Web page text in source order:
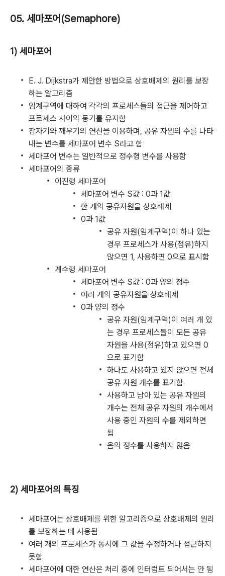
05. 세마포어(Semaphore)
1) 세마포어
E. J. Dijkstra가 제안한 방법으로 상호배제의 원리를 보장
하는 알고리즘
임계구역에 대하여 각각의 프로세스들의 접근을 제어하고
프로세스 사이의 동기를 유지함
잠자기와 깨우기의 연산을 이용하며, 공유 자원의 수를 나타
내는 변수를 세마포어 변수 S라고 함
세마포어 변수는 일반적으로 정수형 변수를 사용함
세마포어의 종류
이진형 세마포어
세마포어 변수 S값 : 0과 1값
한 개의 공유자원을 상호배제
0과 1값
공유 자원(임계구역)이 하나 있는
경우 프로세스가 사용(점유)하지
않으면 1, 사용하면 0으로 표시함
계수형 세마포어
세마포어 변수 S값 : 0과 양의 정수
여러 개의 공유자원을 상호배제
0과 양의 정수
공유 자원(임계구역)이 여러 개 있
는 경우 프로세스들이 모든 공유
자원을 사용(점유)하고 있으면 0
으로 표기함
하나도 사용하고 있지 않으면 전체
공유 자원 개수를 표기함
사용하고 남아 있는 공유 자원의
개수는 전체 공유 자원의 개수에서
사용 중인 자원의 수를 제외하면
됨
음의 정수를 사용하지 않음
2) 세마포어의 특징
세마포어는 상호배제를 위한 알고리즘으로 상호배제의 원리
를 보장하는 데 사용됨
여러 개의 프로세스가 동시에 그 값을 수정하거나 접근하지
못함
세마포어에 대한 연산은 처리 중에 인터럽트 되어서는 안 됨